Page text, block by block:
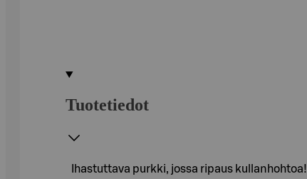
Tuotetiedot
Ihastuttava purkki, jossa ripaus kullanhohtoa!